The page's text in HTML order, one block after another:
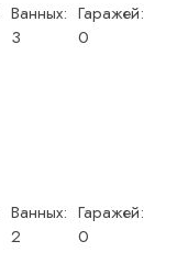
Ванных:
3
Гаражей:
0
Ванных:
2
Гаражей:
0